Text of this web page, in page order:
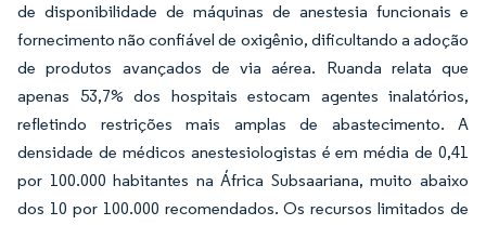
de disponibilidade de máquinas de anestesia funcionais e
fornecimento não confiável de oxigênio, dificultando a adoção
de produtos avançados de via aérea. Ruanda relata que
apenas 53,7% dos hospitais estocam agentes inalatórios,
refletindo restrições mais amplas de abastecimento. A
densidade de médicos anestesiologistas é em média de 0,41
por 100.000 habitantes na África Subsaariana, muito abaixo
dos 10 por 100.000 recomendados. Os recursos limitados de